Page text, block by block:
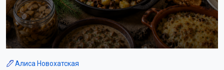
Алиса Новохатская